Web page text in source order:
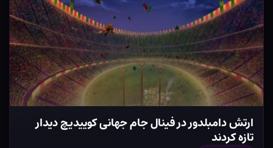
ارتش دامبلدور در فینال جام جهانی کوییدیچ دیدار
تازه کردند